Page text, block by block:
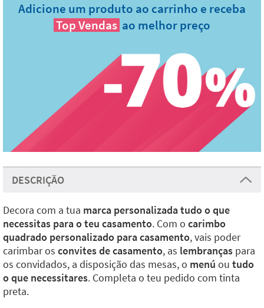
Adicione um produto ao carrinho e receba
Top Vendas ao melhor preço
DESCRIÇÃO
Decora com a tua marca personalizada tudo o que
necessitas para o teu casamento. Com o carimbo
quadrado personalizado para casamento, vais poder
carimbar os convites de casamento, as lembranças para
os convidados, a disposição das mesas, o menú ou tudo
o que necessitares. Completa o teu pedido com tinta
preta.